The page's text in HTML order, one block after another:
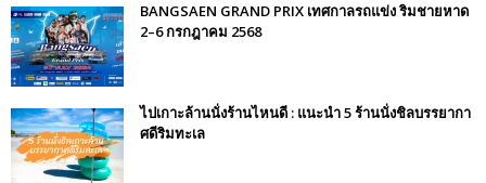
BANGSAEN GRAND PRIX เทศกาลรถแข่ง ริมชายหาด
2–6 กรกฎาคม 2568
ไปเกาะล้านนั่งร้านไหนดี : แนะนำ 5 ร้านนั่งชิลบรรยากา
ศดีริมทะเล